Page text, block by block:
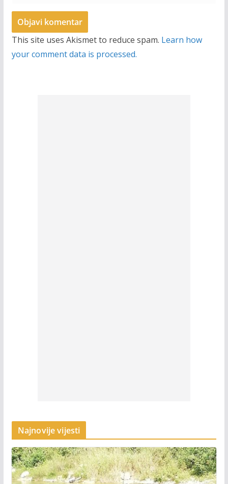
This site uses Akismet to reduce spam. Learn how
your comment data is processed.
Najnovije vijesti